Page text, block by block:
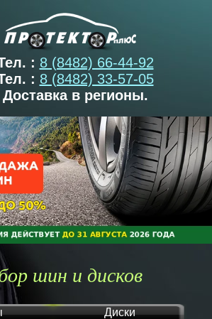
: 8 (8482) 66-44-92
: 8 (8482) 33-57-05
Доставка в регионы.
шин и дисков
Диски